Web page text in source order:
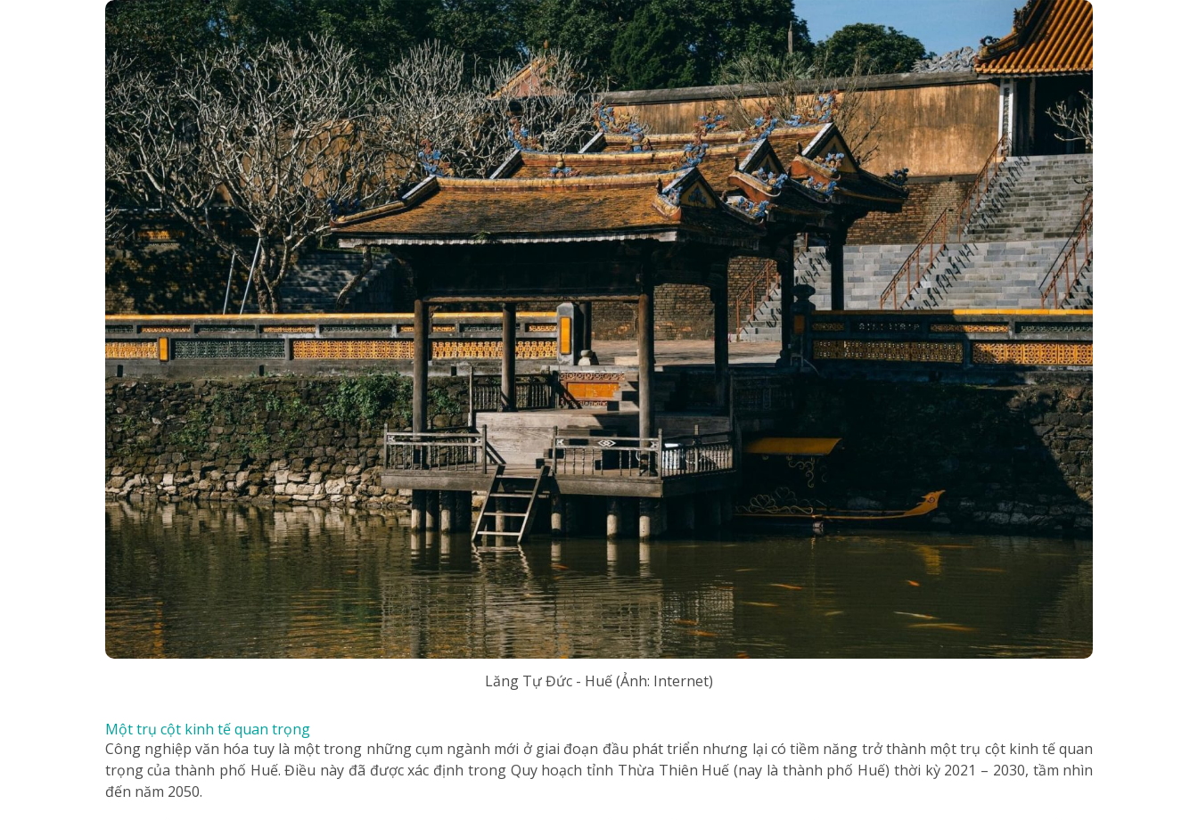
Lăng Tự Đức - Huế (Ảnh: Internet)
Một trụ cột kinh tế quan trọng
Công nghiệp văn hóa tuy là một trong những cụm ngành mới ở giai đoạn đầu phát triển nhưng lại có tiềm năng trở thành một trụ cột kinh tế quan
trọng của thành phố Huế. Điều này đã được xác định trong Quy hoạch tỉnh Thừa Thiên Huế (nay là thành phố Huế) thời kỳ 2021 – 2030, tầm nhìn
đến năm 2050.